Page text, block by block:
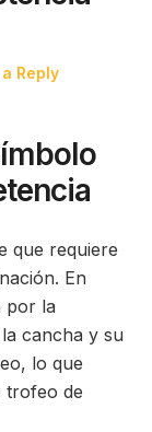
Reply
que requiere
En
por la
cancha y su
lo que
trofeo de